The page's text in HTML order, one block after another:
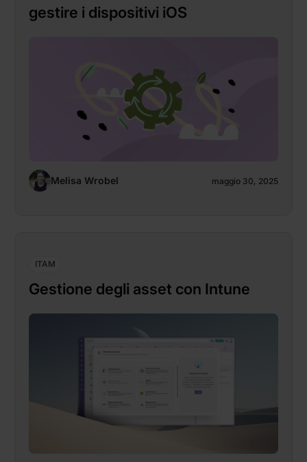
gestire i dispositivi iOS
Melisa Wrobel maggio 30, 2025
ITAM
Gestione degli asset con Intune